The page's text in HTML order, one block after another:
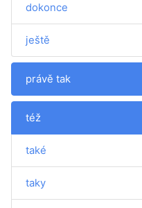
dokonce
ještě
právě tak
též
také
taky